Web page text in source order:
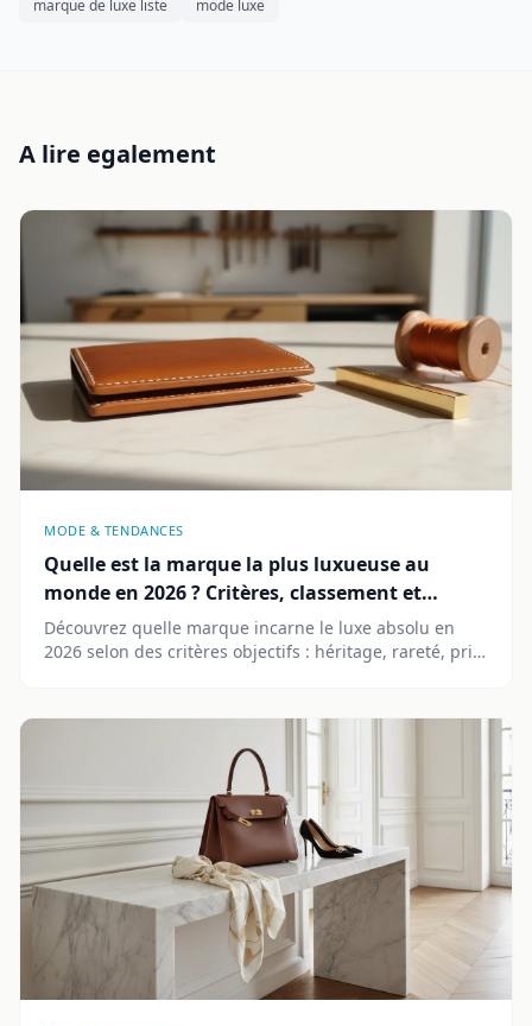
marque de luxe liste
mode luxe
A lire egalement
MODE & TENDANCES
Quelle est la marque la plus luxueuse au
monde en 2026 ? Critères, classement et
alternatives
Découvrez quelle marque incarne le luxe absolu en
2026 selon des critères objectifs : héritage, rareté, prix